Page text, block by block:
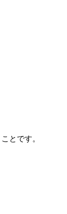
とです。